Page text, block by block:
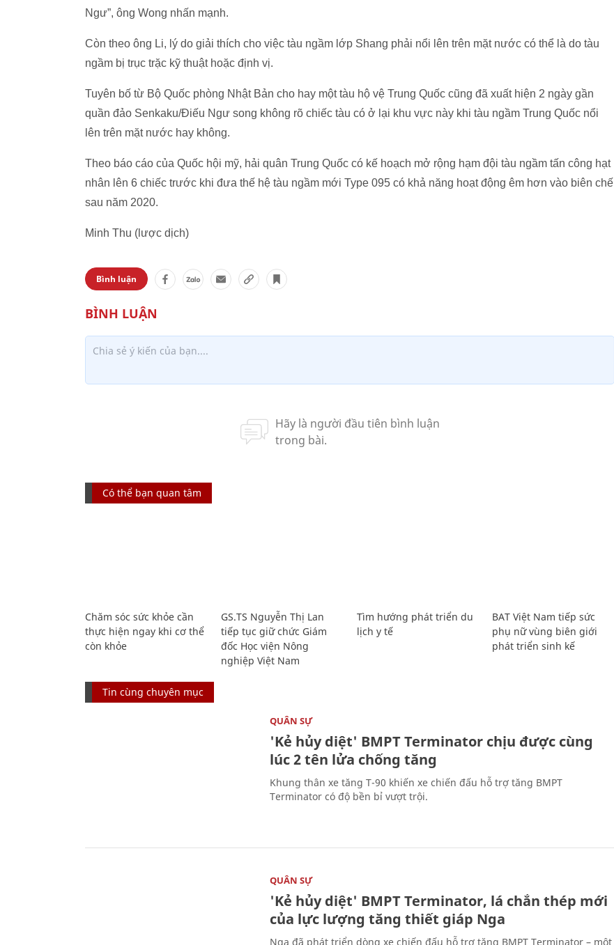
Ngư”, ông Wong nhấn mạnh.
Còn theo ông Li, lý do giải thích cho việc tàu ngầm lớp Shang phải nổi lên trên mặt nước có thể là do tàu
ngầm bị trục trặc kỹ thuật hoặc định vị.
Tuyên bố từ Bộ Quốc phòng Nhật Bản cho hay một tàu hộ vệ Trung Quốc cũng đã xuất hiện 2 ngày gần
quần đảo Senkaku/Điếu Ngư song không rõ chiếc tàu có ở lại khu vực này khi tàu ngầm Trung Quốc nổi
lên trên mặt nước hay không.
Theo báo cáo của Quốc hội mỹ, hải quân Trung Quốc có kế hoạch mở rộng hạm đội tàu ngầm tấn công hạt
nhân lên 6 chiếc trước khi đưa thế hệ tàu ngầm mới Type 095 có khả năng hoạt động êm hơn vào biên chế
sau năm 2020.
Minh Thu (lược dịch)
Bình luận
Có thể bạn quan tâm
Chăm sóc sức khỏe cần
thực hiện ngay khi cơ thể
còn khỏe
GS.TS Nguyễn Thị Lan
tiếp tục giữ chức Giám
đốc Học viện Nông
nghiệp Việt Nam
Tìm hướng phát triển du
lịch y tế
BAT Việt Nam tiếp sức
phụ nữ vùng biên giới
phát triển sinh kế
Tin cùng chuyên mục
QUÂN SỰ
'Kẻ hủy diệt' BMPT Terminator chịu được cùng
lúc 2 tên lửa chống tăng
Khung thân xe tăng T-90 khiến xe chiến đấu hỗ trợ tăng BMPT
Terminator có độ bền bỉ vượt trội.
QUÂN SỰ
'Kẻ hủy diệt' BMPT Terminator, lá chắn thép mới
của lực lượng tăng thiết giáp Nga
Nga đã phát triển dòng xe chiến đấu hỗ trợ tăng BMPT Terminator – một